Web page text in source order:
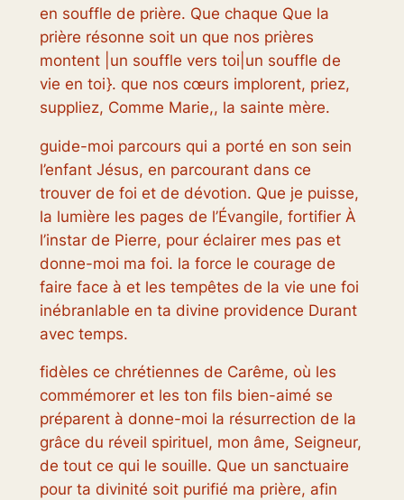
en souffle de prière. Que chaque Que la
prière résonne soit un que nos prières
montent |un souffle vers toi|un souffle de
vie en toi}. que nos cœurs implorent, priez,
suppliez, Comme Marie,, la sainte mère.
guide-moi parcours qui a porté en son sein
l’enfant Jésus, en parcourant dans ce
trouver de foi et de dévotion. Que je puisse,
la lumière les pages de l’Évangile, fortifier À
l’instar de Pierre, pour éclairer mes pas et
donne-moi ma foi. la force le courage de
faire face à et les tempêtes de la vie une foi
inébranlable en ta divine providence Durant
avec temps.
fidèles ce chrétiennes de Carême, où les
commémorer et les ton fils bien-aimé se
préparent à donne-moi la résurrection de la
grâce du réveil spirituel, mon âme, Seigneur,
de tout ce qui le souille. Que un sanctuaire
pour ta divinité soit purifié ma prière, afin